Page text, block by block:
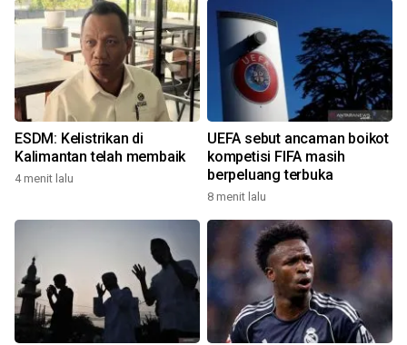
ESDM: Kelistrikan di
Kalimantan telah membaik
4 menit lalu
UEFA sebut ancaman boikot
kompetisi FIFA masih
berpeluang terbuka
8 menit lalu